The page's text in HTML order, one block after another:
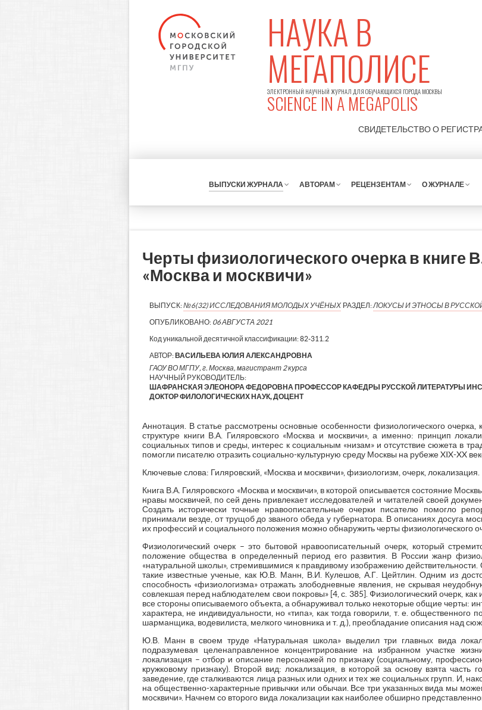
НАУКА В
МЕГАПОЛИСЕ
ЭЛЕКТРОННЫЙ НАУЧНЫЙ ЖУРНАЛ ДЛЯ ОБУЧАЮЩИХСЯ ГОРОДА МОСКВЫ
SCIENCE IN A MEGAPOLIS
СВИДЕТЕЛЬСТВО О
ВЫПУСКИ ЖУРНАЛА АВТОРАМ РЕЦЕНЗЕНТАМ О ЖУРНАЛЕ
Черты физиологического очерка в книге
«Москва и москвичи»
ВЫПУСК:№6(32) ИССЛЕДОВАНИЯ МОЛОДЫХ УЧЁНЫХ РАЗДЕЛ:ЛОКУСЫ И ЭТНОСЫ В
ОПУБЛИКОВАНО: 06 АВГУСТА 2021
Код уникальной десятичной классификации:82-311.2
АВТОР: ВАСИЛЬЕВА ЮЛИЯ АЛЕКСАНДРОВНА
ГАОУ ВО МГПУ, г. Москва, магистрант 2 курса
НАУЧНЫЙ РУКОВОДИТЕЛЬ:
ШАФРАНСКАЯ ЭЛЕОНОРА ФЕДОРОВНА ПРОФЕССОР КАФЕДРЫ РУССКОЙ ЛИТЕРАТУРЫ
ДОКТОР ФИЛОЛОГИЧЕСКИХ НАУК, ДОЦЕНТ
Аннотация. В статье рассмотрены основные особенности физиологического
структуре книги В.А. Гиляровского «Москва и москвичи», а именно: принцип
социальных типов и среды, интерес к социальным «низам» и отсутствие сюжета в
помогли писателю отразить социально-культурную среду Москвы на рубеже XIX-XX
Ключевые слова: Гиляровский, «Москва и москвичи», физиологизм, очерк, локализация.
Книга В.А. Гиляровского «Москва и москвичи», в которой описывается состояние
нравы москвичей, по сей день привлекает исследователей и читателей своей
Создать исторически точные нравоописательные очерки писателю помогло
принимали везде, от трущоб до званого обеда у губернатора. В описаниях досуга
их профессий и социального положения можно обнаружить черты физиологического
Физиологический очерк – это бытовой нравоописательный очерк, который
положение общества в определенный период его развития. В России жанр
«натуральной школы», стремившимися к правдивому изображению
такие известные ученые, как Ю.В. Манн, В.И. Кулешов, А.Г. Цейтлин. Одним из
способность «физиологизма» отражать злободневные явления, не скрывая
совлекшая перед наблюдателем свои покровы» [4, с. 385]. Физиологический очерк,
все стороны описываемого объекта, а обнаруживал только некоторые общие черты:
характера, не индивидуальности, но «типа», как тогда говорили, т. е.
шарманщика, водевилиста, мелкого чиновника и т. д.), преобладание описания над
Ю.В. Манн в своем труде «Натуральная школа» выделил три главных вида
подразумевая целенаправленное концентрирование на избранном участке
локализация – отбор и описание персонажей по признаку (социальному,
кружковому признаку). Второй вид: локализация, в которой за основу взята часть
заведение, где сталкиваются лица разных или одних и тех же социальных групп. И,
на общественно-характерные привычки или обычаи. Все три указанных вида мы
москвичи». Начнем со второго вида локализации как наиболее обширно